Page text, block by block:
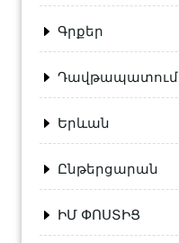
Գրքեր
Դավթապատում
Երևան
Ընթերցարան
ԻՄ ՓՈՍՏԻՑ